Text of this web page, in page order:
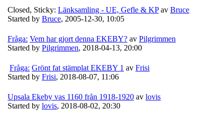
Closed, Sticky: Länksamling - UE, Gefle & KP av Bruce
Started by Bruce, 2005-12-30, 10:05
Fråga: Vem har gjort denna EKEBY? av Pilgrimmen
Started by Pilgrimmen, 2018-04-13, 20:00
Fråga: Grönt fat stämplat EKEBY 1 av Frisi
Started by Frisi, 2018-08-07, 11:06
Upsala Ekeby vas 1160 från 1918-1920 av lovis
Started by lovis, 2018-08-02, 20:30